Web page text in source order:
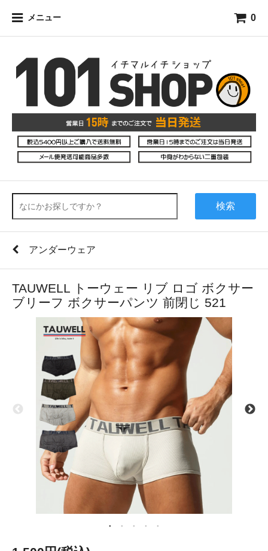
メニュー 0
検索
アンダーウェア
TAUWELL トーウェー リブ ロゴ ボクサー
ブリーフ ボクサーパンツ 前閉じ 521